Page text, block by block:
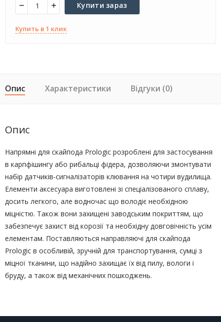
Купити зараз
Купить в 1 клик
Опис Характеристики Відгуки (0)
Опис
Напрямні для скайпода Prologic розроблені для застосування
в карпфішингу або рибальці фідера, дозволяючи змонтувати
набір датчиків-сигналізаторів клювання на чотири вудилища.
Елементи аксесуара виготовлені зі спеціалізованого сплаву,
досить легкого, але водночас що володіє необхідною
міцністю. Також вони захищені заводським покриттям, що
забезпечує захист від корозії та необхідну довговічність усім
елементам. Поставляються направляючі для скайпода
Prologic в особливій, зручній для транспортування, сумці з
міцної тканини, що надійно захищає їх від пилу, вологи і
бруду, а також від механічних пошкоджень.